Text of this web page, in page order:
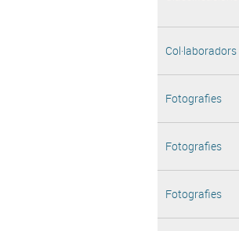
Col·laboradors
Fotografies
Fotografies
Fotografies